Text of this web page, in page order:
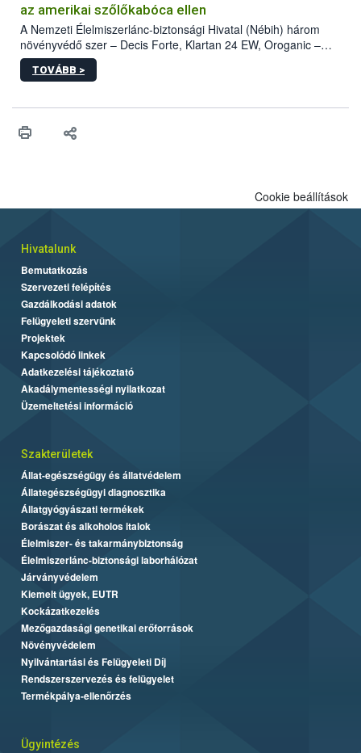
az amerikai szőlőkabóca ellen
A Nemzeti Élelmiszerlánc-biztonsági Hivatal (Nébih) három
növényvédő szer – Decis Forte, Klartan 24 EW, Oroganic –
engedélyokiratát módosította, így azok a szüretet követően,
egészen a vesszőérettség (BBCH 91) stádiumáig
érésű szőlőkben is legyen lehetőség a károsító elleni további
felhasználók számára is elérhető és ökológiai termesztésben is
TOVÁBB >
Cookie beállítások
Hivatalunk
Bemutatkozás
Szervezeti felépítés
Gazdálkodási adatok
Felügyeleti szervünk
Projektek
Kapcsolódó linkek
Adatkezelési tájékoztató
Akadálymentességi nyilatkozat
Üzemeltetési információ
Szakterületek
Állat-egészségügy és állatvédelem
Állategészségügyi diagnosztika
Állatgyógyászati termékek
Borászat és alkoholos italok
Élelmiszer- és takarmánybiztonság
Élelmiszerlánc-biztonsági laborhálózat
Járványvédelem
Kiemelt ügyek, EUTR
Kockázatkezelés
Mezőgazdasági genetikai erőforrások
Növényvédelem
Nyilvántartási és Felügyeleti Díj
Rendszerszervezés és felügyelet
Termékpálya-ellenőrzés
Ügyintézés